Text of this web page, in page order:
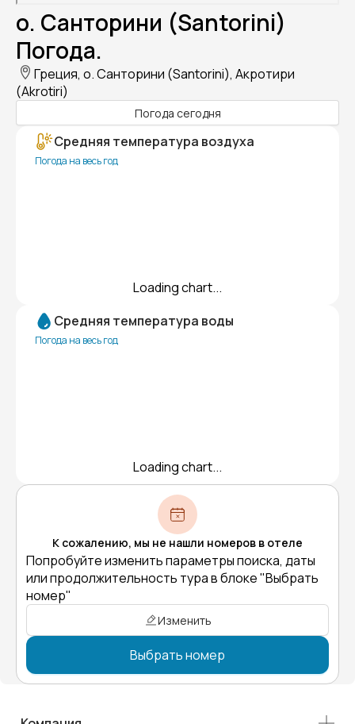
о. Санторини (Santorini)
Погода.
Греция, о. Санторини (Santorini), Акротири
(Akrotiri)
Погода сегодня
Средняя температура воздуха
Погода на весь год
Loading chart...
Средняя температура воды
Погода на весь год
Loading chart...
К сожалению, мы не нашли номеров в отеле
Попробуйте изменить параметры поиска, даты
или продолжительность тура в блоке "Выбрать
номер"
Изменить
Выбрать номер